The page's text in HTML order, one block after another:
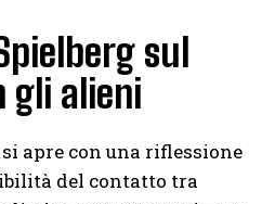
sul
gli alieni
apre con una riflessione
del contatto tra